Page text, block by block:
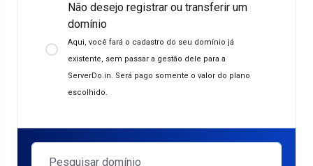
Não desejo registrar ou transferir um
domínio
Aqui, você fará o cadastro do seu domínio já
existente, sem passar a gestão dele para a
ServerDo.in. Será pago somente o valor do plano
escolhido.